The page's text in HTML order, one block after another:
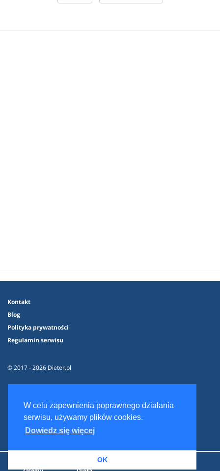
W celu zapewnienia poprawnego działania
serwisu, używamy plików cookies.
Dowiedz się więcej
OK
Kontakt
Blog
Polityka prywatności
Regulamin serwisu
© 2017 - 2026 Dieter.pl